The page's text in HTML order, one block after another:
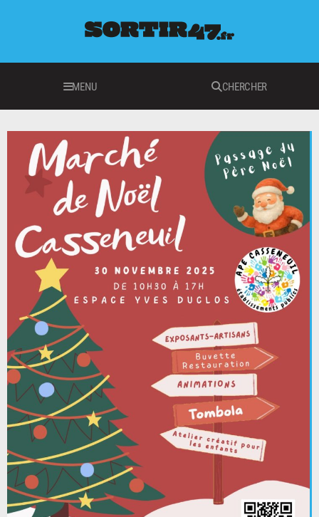
MENU CHERCHER